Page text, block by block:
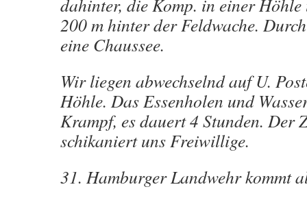
dahinter, die Komp. in einer Höhle
200 m hinter der Feldwache.
eine Chaussee.
Wir liegen abwechselnd auf U.
Höhle. Das Essenholen und
Krampf, es dauert 4 Stunden. Der
schikaniert uns Freiwillige.
31. Hamburger Landwehr kommt